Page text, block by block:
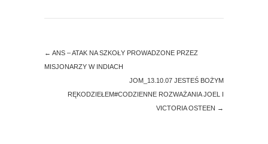
← ANS – ATAK NA SZKOŁY PROWADZONE PRZEZ
MISJONARZY W INDIACH
JOM_13.10.07 JESTEŚ BOŻYM
RĘKODZIEŁEM#CODZIENNE ROZWAŻANIA JOEL I
VICTORIA OSTEEN →